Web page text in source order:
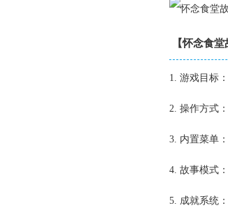
【怀念食
1. 游戏目标
2. 操作方式
3. 内置菜单
4. 故事模式
5. 成就系统